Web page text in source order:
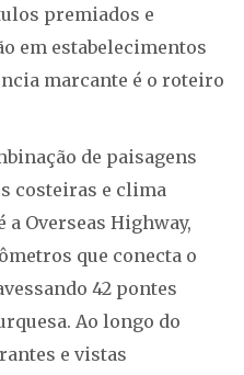
premiados e
em estabelecimentos
marcante é o roteiro
de paisagens
costeiras e clima
a Overseas Highway,
que conecta o
42 pontes
Ao longo do
e vistas